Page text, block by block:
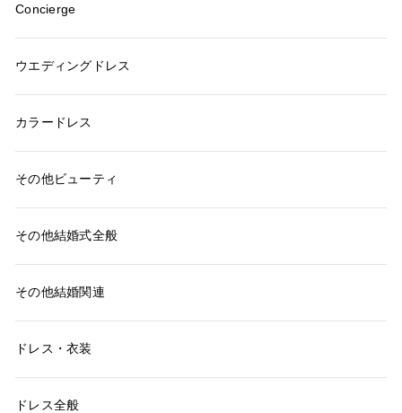
Concierge
ウエディングドレス
カラードレス
その他ビューティ
その他結婚式全般
その他結婚関連
ドレス・衣装
ドレス全般